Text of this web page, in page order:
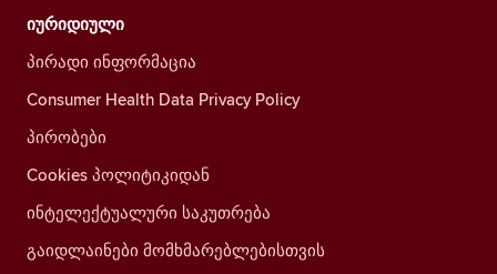
იურიდიული
პირადი ინფორმაცია
Consumer Health Data Privacy Policy
პირობები
Cookies პოლიტიკიდან
ინტელექტუალური საკუთრება
გაიდლაინები მომხმარებლებისთვის